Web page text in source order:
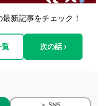
新記事をチェック！
覧 次の話 ›